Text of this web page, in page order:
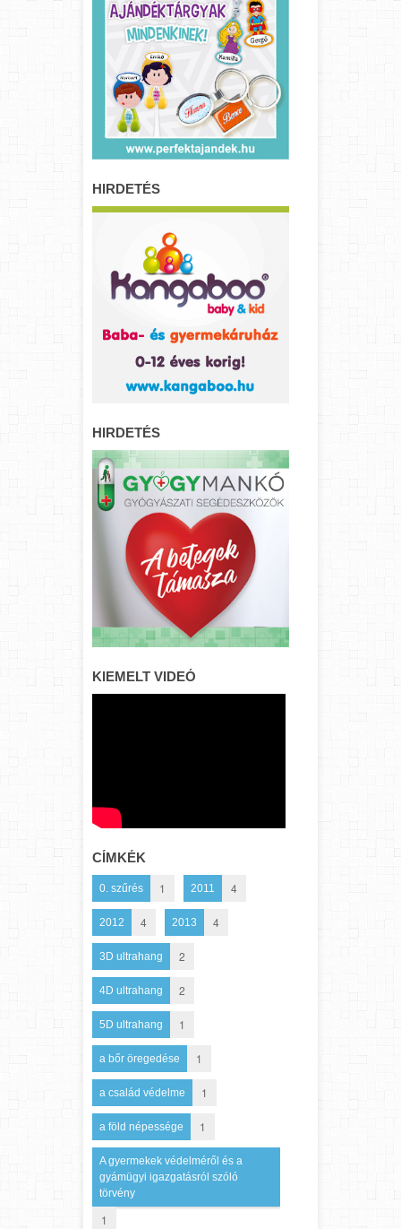
HIRDETÉS
HIRDETÉS
KIEMELT VIDEÓ
CÍMKÉK
0. szűrés 1 2011 4
2012 4 2013 4
3D ultrahang 2
4D ultrahang 2
5D ultrahang 1
a bőr öregedése 1
a család védelme 1
a föld népessége 1
A gyermekek védelméről és a
gyámügyi igazgatásról szóló
törvény
1